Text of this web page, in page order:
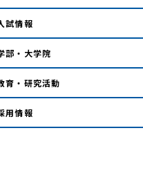
試情報
部・大学院
育・研究活動
用情報